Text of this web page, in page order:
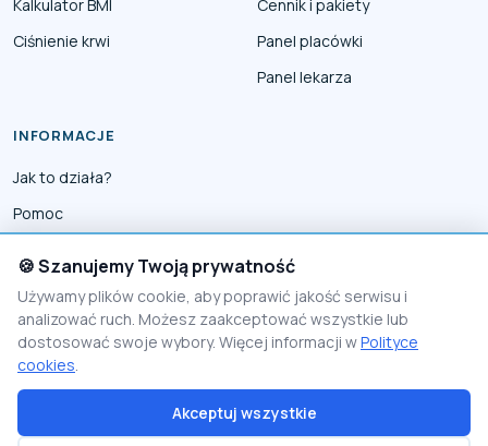
Kalkulator BMI
Ciśnienie krwi
Cennik i pakiety
Panel placówki
Panel lekarza
INFORMACJE
Jak to działa?
Pomoc
Reklama
Polityka prywatności
Polityka Cookies
🍪 Szanujemy Twoją prywatność
Używamy plików cookie, aby poprawić jakość serwisu i
analizować ruch. Możesz zaakceptować wszystkie lub
dostosować swoje wybory. Więcej informacji wPolityce
cookies.
Akceptuj wszystkie